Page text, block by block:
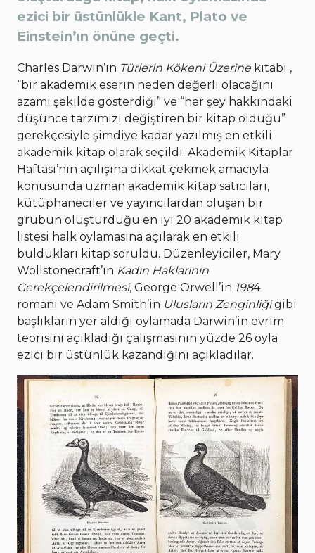
ezici bir üstünlükle Kant, Plato ve
Einstein’ın önüne geçti.
Charles Darwin’in Türlerin Kökeni Üzerinekitabı ,
“bir akademik eserin neden değerli olacağını
azami şekilde gösterdiği” ve “her şey hakkındaki
düşünce tarzımızı değiştiren bir kitap olduğu”
gerekçesiyle şimdiye kadar yazılmış en etkili
akademik kitap olarak seçildi. Akademik Kitaplar
Haftası’nın açılışına dikkat çekmek amacıyla
konusunda uzman akademik kitap satıcıları,
kütüphaneciler ve yayıncılardan oluşan bir
grubun oluşturduğu en iyi 20 akademik kitap
listesi halk oylamasına açılarak en etkili
buldukları kitap soruldu. Düzenleyiciler, Mary
Wollstonecraft’ın Kadın Haklarının
Gerekçelendirilmesi, George Orwell’in 1984
romanı ve Adam Smith’in Ulusların Zenginliğigibi
başlıkların yer aldığı oylamada Darwin’in evrim
teorisini açıkladığı çalışmasının yüzde 26 oyla
ezici bir üstünlük kazandığını açıkladılar.